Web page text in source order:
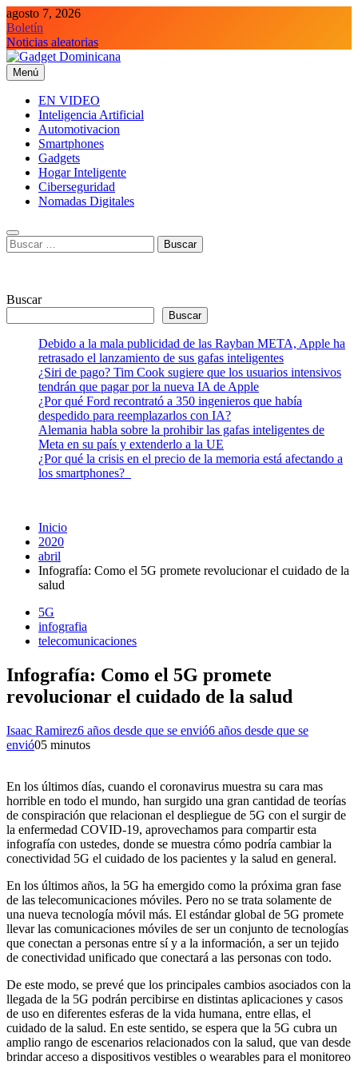
Saltar
al
contenido
agosto 7, 2026
Boletín
Noticias aleatorias
Gadget Dominicana
Gadgets, Autos y Tecnología de consumo
Menú
EN VIDEO
Inteligencia Artificial
Automotivacion
Smartphones
Gadgets
Hogar Inteligente
Ciberseguridad
Nomadas Digitales
Buscar:
Buscar
Buscar
Debido a la mala publicidad de las Rayban META, Apple ha
retrasado el lanzamiento de sus gafas inteligentes
¿Siri de pago? Tim Cook sugiere que los usuarios intensivos
tendrán que pagar por la nueva IA de Apple
¿Por qué Ford recontrató a 350 ingenieros que había
despedido para reemplazarlos con IA?
Alemania habla sobre la prohibir las gafas inteligentes de
Meta en su país y extenderlo a la UE
¿Por qué la crisis en el precio de la memoria está afectando a
los smartphones?
Inicio
2020
abril
Infografía: Como el 5G promete revolucionar el cuidado de la
salud
5G
infografia
telecomunicaciones
Infografía: Como el 5G promete
revolucionar el cuidado de la salud
Isaac Ramirez6 años desde que se envió6 años desde que se
envió05 minutos
En los últimos días, cuando el coronavirus muestra su cara mas
horrible en todo el mundo, han surgido una gran cantidad de teorías
de conspiración que relacionan el despliegue de 5G con el surgir de
la enfermedad COVID-19, aprovechamos para compartir esta
infografía con ustedes, donde se muestra cómo podría cambiar la
conectividad 5G el cuidado de los pacientes y la salud en general.
En los últimos años, la 5G ha emergido como la próxima gran fase
de las telecomunicaciones móviles. Pero no se trata solamente de
una nueva tecnología móvil más. El estándar global de 5G promete
llevar las comunicaciones móviles de ser un conjunto de tecnologías
que conectan a personas entre sí y a la información, a ser un tejido
de conectividad unificado que conectará a las personas con todo.
De este modo, se prevé que los principales cambios asociados con la
llegada de la 5G podrán percibirse en distintas aplicaciones y casos
de uso en diferentes esferas de la vida humana, entre ellas, el
cuidado de la salud. En este sentido, se espera que la 5G cubra un
amplio rango de escenarios relacionados con la salud, que van desde
brindar acceso a dispositivos vestibles o wearables para el monitoreo